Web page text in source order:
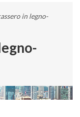
in legno-